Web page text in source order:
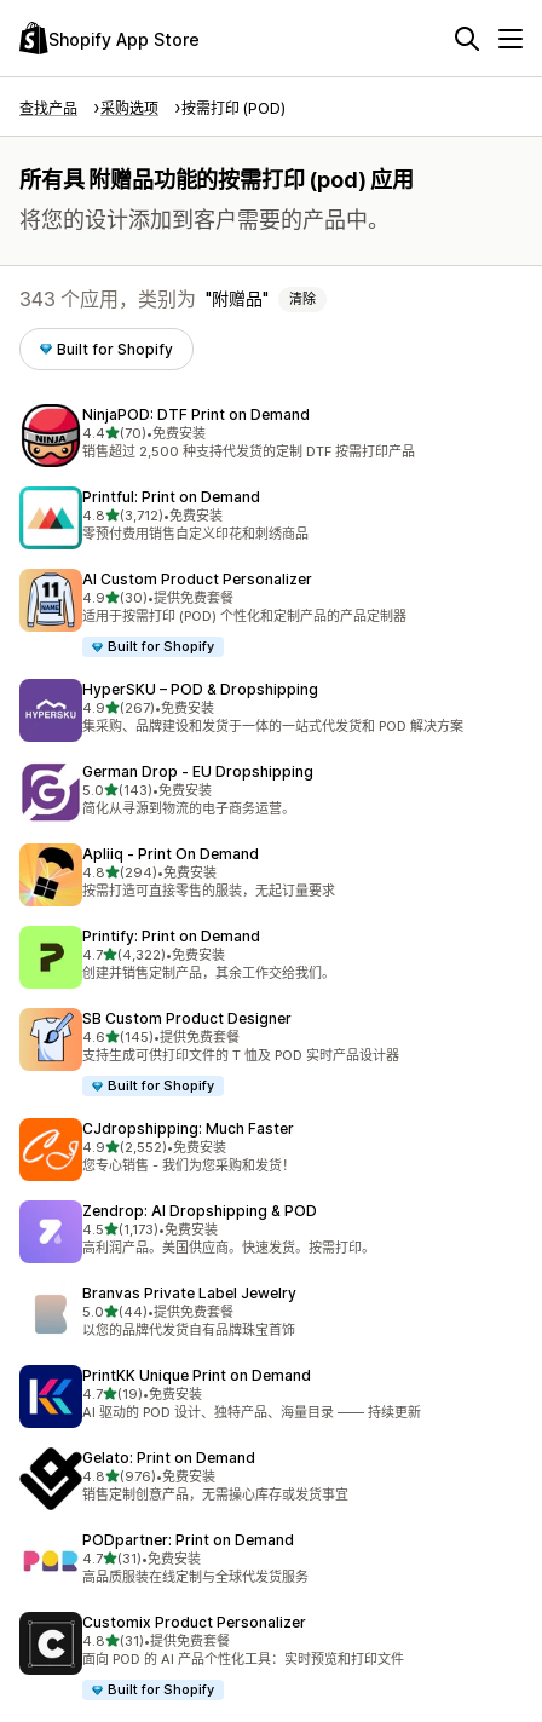
Shopify App Store
查找产品 采购选项 按需打印 (POD)
所有具 附赠品功能的按需打印 (pod) 应用
将您的设计添加到客户需要的产品中。
343 个应用，类别为 附赠品 清除
Built for Shopify
NinjaPOD: DTF Print on Demand
4.4星（满分 5 星）
(70)
总共 70 条评论
•免费安装
销售超过 2,500 种支持代发货的定制 DTF 按需打印产品
Printful: Print on Demand
4.8星（满分 5 星）
(3,712)
总共 3712 条评论
•免费安装
零预付费用销售自定义印花和刺绣商品
AI Custom Product Personalizer
4.9星（满分 5 星）
(30)
总共 30 条评论
•提供免费套餐
适用于按需打印 (POD) 个性化和定制产品的产品定制器
Built for Shopify
HyperSKU – POD & Dropshipping
4.9星（满分 5 星）
(267)
总共 267 条评论
•免费安装
集采购、品牌建设和发货于一体的一站式代发货和 POD 解决方案
German Drop ‑ EU Dropshipping
5.0星（满分 5 星）
(143)
总共 143 条评论
•免费安装
简化从寻源到物流的电子商务运营。
Apliiq ‑ Print On Demand
4.8星（满分 5 星）
(294)
总共 294 条评论
•免费安装
按需打造可直接零售的服装，无起订量要求
Printify: Print on Demand
4.7星（满分 5 星）
(4,322)
总共 4322 条评论
•免费安装
创建并销售定制产品，其余工作交给我们。
SB Custom Product Designer
4.6星（满分 5 星）
(145)
总共 145 条评论
•提供免费套餐
支持生成可供打印文件的 T 恤及 POD 实时产品设计器
Built for Shopify
CJdropshipping: Much Faster
4.9星（满分 5 星）
(2,552)
总共 2552 条评论
•免费安装
您专心销售 - 我们为您采购和发货！
Zendrop: AI Dropshipping & POD
4.5星（满分 5 星）
(1,173)
总共 1173 条评论
•免费安装
高利润产品。美国供应商。快速发货。按需打印。
Branvas Private Label Jewelry
5.0星（满分 5 星）
(44)
总共 44 条评论
•提供免费套餐
以您的品牌代发货自有品牌珠宝首饰
PrintKK Unique Print on Demand
4.7星（满分 5 星）
(19)
总共 19 条评论
•免费安装
AI 驱动的 POD 设计、独特产品、海量目录 —— 持续更新
Gelato: Print on Demand
4.8星（满分 5 星）
(976)
总共 976 条评论
•免费安装
销售定制创意产品，无需操心库存或发货事宜
PODpartner: Print on Demand
4.7星（满分 5 星）
(31)
总共 31 条评论
•免费安装
高品质服装在线定制与全球代发货服务
Customix Product Personalizer
4.8星（满分 5 星）
(31)
总共 31 条评论
•提供免费套餐
面向 POD 的 AI 产品个性化工具：实时预览和打印文件
Built for Shopify